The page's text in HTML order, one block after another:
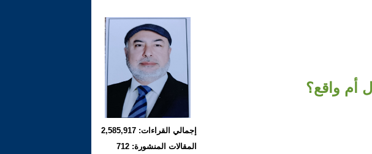
أم واقع؟
إجمالي القراءات: 2,585,917
المقالات المنشورة: 712